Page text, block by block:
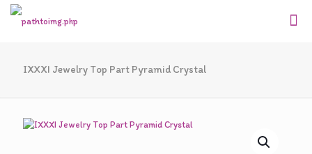
IXXXI Jewelry Top Part Pyramid Crystal